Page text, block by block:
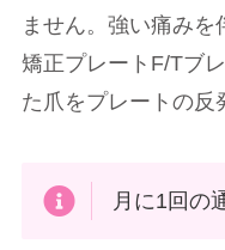
ません。強い痛み
矯正プレートF/Tブ
た爪をプレートの反
月に1回の